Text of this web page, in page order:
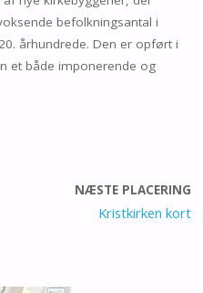
befolkningsantal i
århundrede. Den er opført i
et både imponerende og
NÆSTE PLACERING
Kristkirken kort